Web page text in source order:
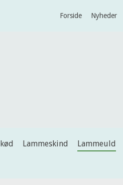
Forside Nyheder
Lammeskind Lammeuld